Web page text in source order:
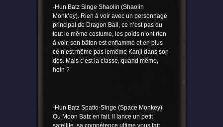
-Hun Batz Singe Shaolin (Shaolin
Monk’ey). Rien à voir avec un personnage
principal de Dragon Ball, ce n’est pas du
tout le même costume, les poids n’ont rien
à voir, son bâton est enflammé et en plus
ce n’est même pas lemême Kanji dans son
dos. Mais c’est la classe, quand même,
hein ?
-Hun Batz Spatio-Singe (Space Monkey).
Ou Moon Batz en fait. Il lance un petit